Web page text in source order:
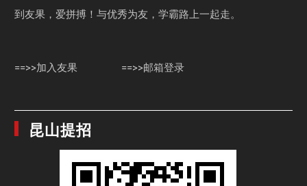
到友果，爱拼搏！与优秀为友，学霸路上一起走。
==>>加入友果 ==>>邮箱登录
昆山提招